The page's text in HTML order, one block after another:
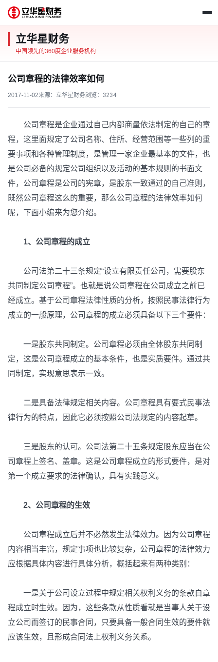
立华星财务
中国领先的360度企业服务机构
公司章程的法律效率如何
2017-11-02来源：立华星财务浏览： 3234
公司章程是企业通过自己内部商量依法制定的自己的章
程，这里面规定了公司名称、住所、经营范围等一些列的重
要事项和各种管理制度，是管理一家企业最基本的文件，也
是公司必备的规定公司组织以及活动的基本规则的书面文
件，公司章程是公司的宪章，是股东一致通过的自己准则，
既然公司章程这么的重要，那么公司章程的法律效率如何
呢，下面小编来为您介绍。
1、公司章程的成立
公司法第二十三条规定“设立有限责任公司，需要股东
共同制定公司章程”。也就是说公司章程在公司成立之前已
经成立。基于公司章程法律性质的分析，按照民事法律行为
成立的一般原理，公司章程的成立必须具备以下三个要件：
一是股东共同制定。公司章程必须由全体股东共同制
定，这是公司章程成立的基本条件，也是实质要件。通过共
同制定，实现意思表示一致。
二是具备法律规定相关内容。公司章程具有要式民事法
律行为的特点，因此它必须按照公司法规定的内容起草。
三是股东的认可。公司法第二十五条规定股东应当在公
司章程上签名、盖章。这是公司章程成立的形式要件，是对
第一个成立要求的法律确认，具有实践意义。
2、公司章程的生效
公司章程成立后并不必然发生法律效力。因为公司章程
内容相当丰富，规定事项也比较复杂，公司章程的法律效力
应根据具体内容进行具体分析，概括起来有两种类别：
一是关于公司设立过程中规定相关权利义务的条款自章
程成立时生效。因为，这些条款从性质看就是当事人关于设
立公司而签订的民事合同，只要具备一般合同生效的要件就
应该生效，且形成合同法上权利义务关系。